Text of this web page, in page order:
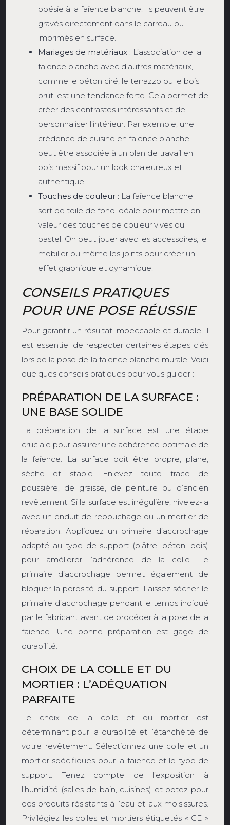
poésie à la faïence blanche. Ils peuvent être
gravés directement dans le carreau ou
imprimés en surface.
Mariages de matériaux : L’association de la
faïence blanche avec d’autres matériaux,
comme le béton ciré, le terrazzo ou le bois
brut, est une tendance forte. Cela permet de
créer des contrastes intéressants et de
personnaliser l’intérieur. Par exemple, une
crédence de cuisine en faïence blanche
peut être associée à un plan de travail en
bois massif pour un look chaleureux et
authentique.
Touches de couleur : La faïence blanche
sert de toile de fond idéale pour mettre en
valeur des touches de couleur vives ou
pastel. On peut jouer avec les accessoires, le
mobilier ou même les joints pour créer un
effet graphique et dynamique.
CONSEILS PRATIQUES
POUR UNE POSE RÉUSSIE
Pour garantir un résultat impeccable et durable, il
est essentiel de respecter certaines étapes clés
lors de la pose de la faïence blanche murale. Voici
quelques conseils pratiques pour vous guider :
PRÉPARATION DE LA SURFACE :
UNE BASE SOLIDE
La préparation de la surface est une étape
cruciale pour assurer une adhérence optimale de
la faïence. La surface doit être propre, plane,
sèche et stable. Enlevez toute trace de
poussière, de graisse, de peinture ou d’ancien
revêtement. Si la surface est irrégulière, nivelez-la
avec un enduit de rebouchage ou un mortier de
réparation. Appliquez un primaire d’accrochage
adapté au type de support (plâtre, béton, bois)
pour améliorer l’adhérence de la colle. Le
primaire d’accrochage permet également de
bloquer la porosité du support. Laissez sécher le
primaire d’accrochage pendant le temps indiqué
par le fabricant avant de procéder à la pose de la
faïence. Une bonne préparation est gage de
durabilité.
CHOIX DE LA COLLE ET DU
MORTIER : L’ADÉQUATION
PARFAITE
Le choix de la colle et du mortier est
déterminant pour la durabilité et l’étanchéité de
votre revêtement. Sélectionnez une colle et un
mortier spécifiques pour la faïence et le type de
support. Tenez compte de l’exposition à
l’humidité (salles de bain, cuisines) et optez pour
des produits résistants à l’eau et aux moisissures.
Privilégiez les colles et mortiers étiquetés « CE »